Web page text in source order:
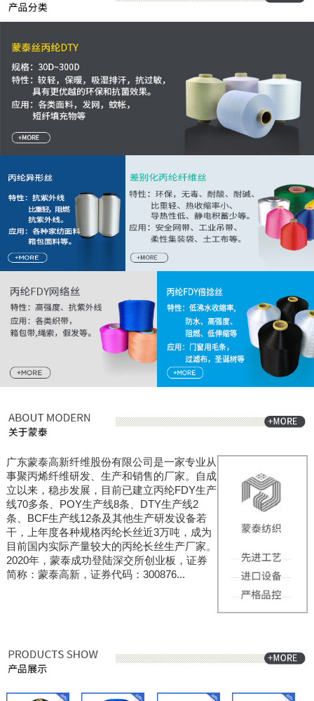
广东蒙泰高新纤维股份有限公司是一家专业从
事聚丙烯纤维研发、生产和销售的厂家。自成
立以来，稳步发展，目前已建立丙纶FDY生产
线70多条、POY生产线8条、DTY生产线2
条、BCF生产线12条及其他生产研发设备若
干，上年度各种规格丙纶长丝近3万吨，成为
目前国内实际产量较大的丙纶长丝生产厂家。
2020年，蒙泰成功登陆深交所创业板，证券
简称：蒙泰高新，证券代码：300876...